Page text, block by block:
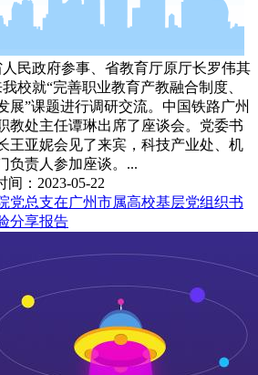
人民政府参事、省教育厅原厅长罗伟其
校就“完善职业教育产教融合制度、
展”课题进行调研交流。中国铁路广州
教处主任谭琳出席了座谈会。党委书
王亚妮会见了来宾，科技产业处、机
负责人参加座谈。...
间：2023-05-22
党总支在广州市属高校基层党组织书
分享报告